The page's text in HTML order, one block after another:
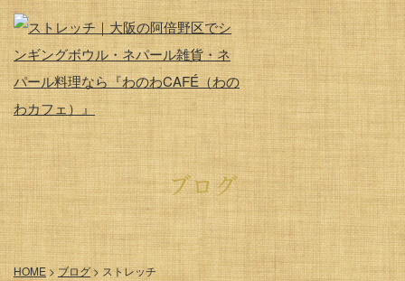
ブログ
HOME >ブログ>ストレッチ